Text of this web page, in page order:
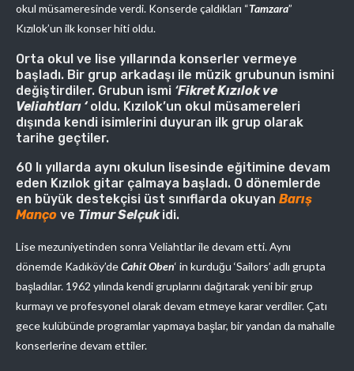
okul müsameresinde verdi. Konserde çaldıkları “Tamzara”
Kızılok’un ilk konser hiti oldu.
Orta okul ve lise yıllarında konserler vermeye
başladı. Bir grup arkadaşı ile müzik grubunun ismini
değiştirdiler. Grubun ismi ‘Fikret Kızılok ve
Veliahtları ‘oldu. Kızılok’un okul müsamereleri
dışında kendi isimlerini duyuran ilk grup olarak
tarihe geçtiler.
60 lı yıllarda aynı okulun lisesinde eğitimine devam
eden Kızılok gitar çalmaya başladı. O dönemlerde
en büyük destekçisi üst sınıflarda okuyan Barış
Manço ve Timur Selçukidi.
Lise mezuniyetinden sonra Veliahtlar ile devam etti. Aynı
dönemde Kadıköy’deCahit Oben‘ in kurduğu ‘Sailors’ adlı grupta
başladılar. 1962 yılında kendi gruplarını dağıtarak yeni bir grup
kurmayı ve profesyonel olarak devam etmeye karar verdiler. Çatı
gece kulübünde programlar yapmaya başlar, bir yandan da mahalle
konserlerine devam ettiler.